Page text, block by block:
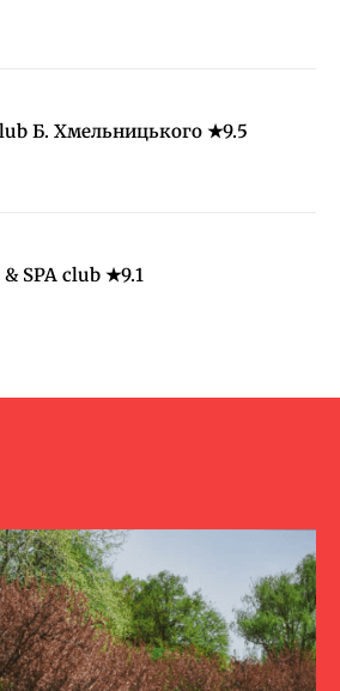
Б. Хмельницького ★9.5
SPA club ★9.1